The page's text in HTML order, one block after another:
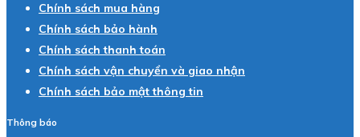
Chính sách mua hàng
Chính sách bảo hành
Chính sách thanh toán
Chính sách vận chuyển và giao nhận
Chính sách bảo mật thông tin
Thông báo